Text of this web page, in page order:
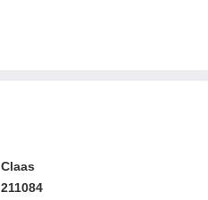
Claas
211084